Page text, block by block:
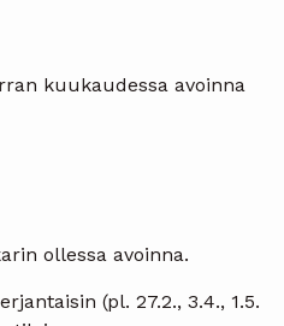
kuukaudessa avoinna
ollessa avoinna.
(pl. 27.2., 3.4., 1.5.